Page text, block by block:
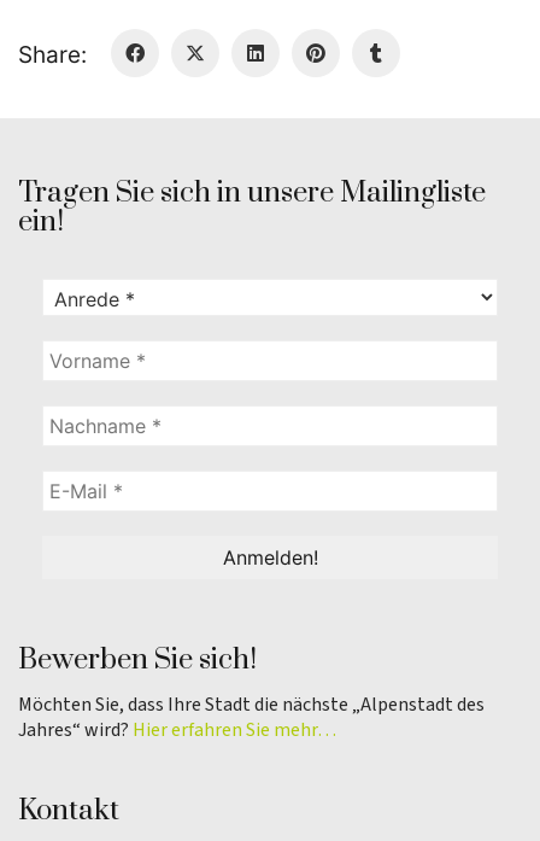
Share:
Tragen Sie sich in unsere Mailingliste
ein!
Bewerben Sie sich!
Möchten Sie, dass Ihre Stadt die nächste „Alpenstadt des
Jahres“ wird? Hier erfahren Sie mehr…
Kontakt